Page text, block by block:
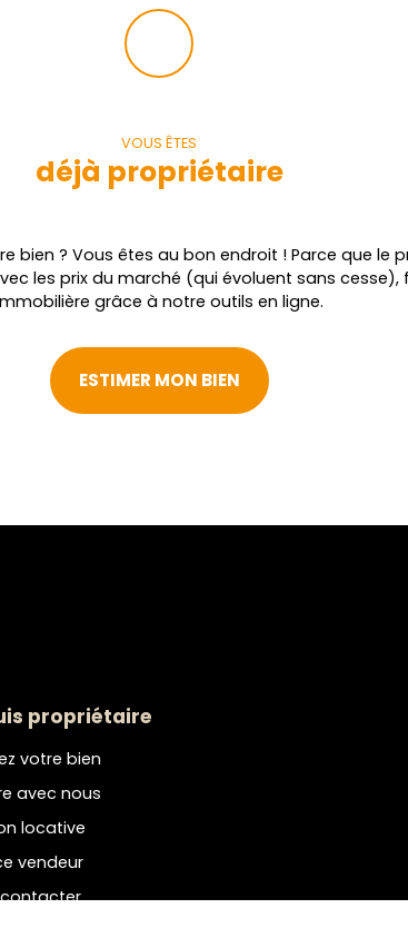
VOUS ÊTES
déjà propriétaire
bien ? Vous êtes au bon endroit ! Parce que le
les prix du marché (qui évoluent sans
grâce à notre outils en ligne.
ESTIMER MON BIEN
propriétaire
votre bien
avec nous
locative
vendeur